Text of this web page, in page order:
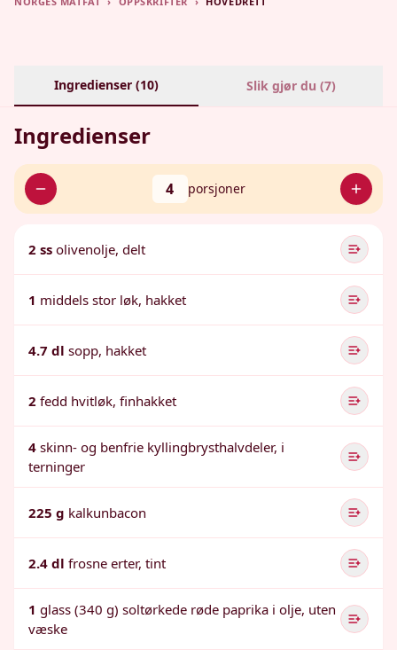
Ingredienser (10) Slik gjør du (7)
Ingredienser
4 porsjoner
2 ss olivenolje, delt
1 middels stor løk, hakket
4.7 dl sopp, hakket
2 fedd hvitløk, finhakket
4 skinn- og benfrie kyllingbrysthalvdeler, i
terninger
225 g kalkunbacon
2.4 dl frosne erter, tint
1 glass (340 g) soltørkede røde paprika i olje, uten
væske